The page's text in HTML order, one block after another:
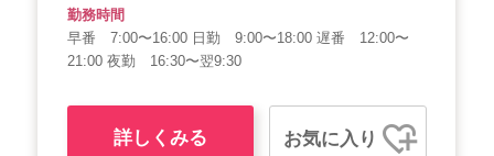
勤務時間
早番 7:00〜16:00 日勤 9:00〜18:00 遅番 12:00〜
21:00 夜勤 16:30〜翌9:30
詳しくみる お気に入り